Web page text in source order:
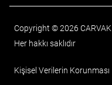
Copyright © 2026 CARVAK
Her hakkı saklıdır
Kişisel Verilerin Korunması